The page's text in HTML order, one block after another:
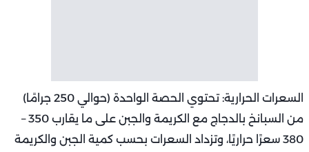
السعرات الحرارية: تحتوي الحصة الواحدة (حوالي 250 جرامًا)
من السبانخ بالدجاج مع الكريمة والجبن على ما يقارب 350 –
380 سعرًا حراريًا، وتزداد السعرات بحسب كمية الجبن والكريمة